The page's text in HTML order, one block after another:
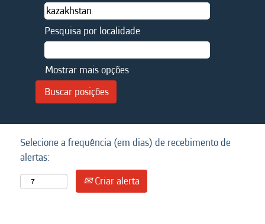
Pesquisa por localidade
Mostrar mais opções
Selecione a frequência (em dias) de recebimento de
alertas:
Criar alerta